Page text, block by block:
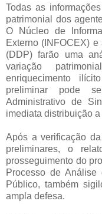
Todas as
patrimonial dos
O Núcleo de
Externo (INFOCEX)
(DDP) farão uma
variação
enriquecimento
preliminar pode
Administrativo de
imediata distribuição a
Após a verificação
preliminares, o
prosseguimento do
Processo de
Público, também
ampla defesa.